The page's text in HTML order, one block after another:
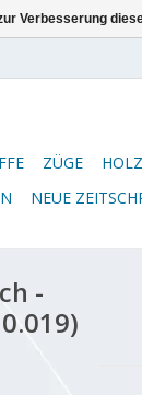
ZÜGE
NEUE
-
Verbesserung